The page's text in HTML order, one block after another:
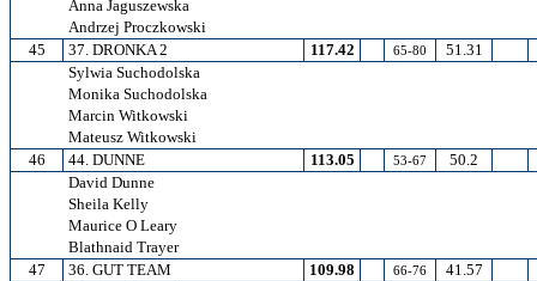
Anna Jaguszewska
Andrzej Proczkowski
45
37. DRONKA 2 117.42 65-80
51.31
Sylwia Suchodolska
Monika Suchodolska
Marcin Witkowski
Mateusz Witkowski
46
44. DUNNE 113.05 53-67
50.2
David Dunne
Sheila Kelly
Maurice O Leary
Blathnaid Trayer
47
36. GUT TEAM 109.98 66-76
41.57